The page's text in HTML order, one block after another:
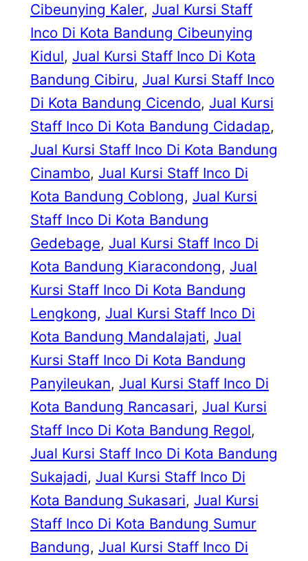
Cibeunying Kaler, Jual Kursi Staff
Inco Di Kota Bandung Cibeunying
Kidul, Jual Kursi Staff Inco Di Kota
Bandung Cibiru, Jual Kursi Staff Inco
Di Kota Bandung Cicendo, Jual Kursi
Staff Inco Di Kota Bandung Cidadap
Jual Kursi Staff Inco Di Kota Bandung
Cinambo, Jual Kursi Staff Inco Di
Kota Bandung Coblong, Jual Kursi
Staff Inco Di Kota Bandung
Gedebage, Jual Kursi Staff Inco Di
Kota Bandung Kiaracondong, Jual
Kursi Staff Inco Di Kota Bandung
Lengkong, Jual Kursi Staff Inco Di
Kota Bandung Mandalajati, Jual
Kursi Staff Inco Di Kota Bandung
Panyileukan, Jual Kursi Staff Inco Di
Kota Bandung Rancasari, Jual Kursi
Staff Inco Di Kota Bandung Regol
Jual Kursi Staff Inco Di Kota Bandung
Sukajadi, Jual Kursi Staff Inco Di
Kota Bandung Sukasari, Jual Kursi
Staff Inco Di Kota Bandung Sumur
Bandung, Jual Kursi Staff Inco Di